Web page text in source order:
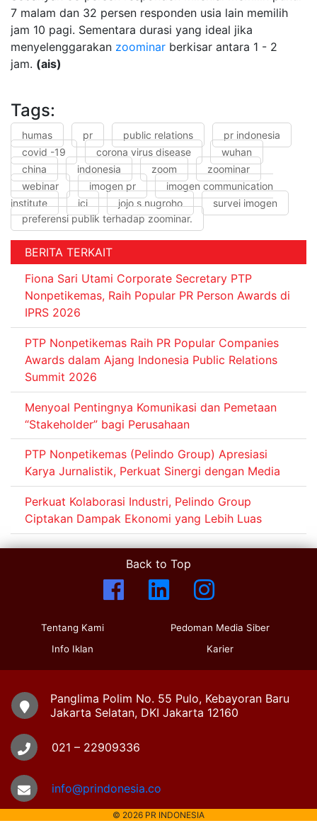
7 malam dan 32 persen responden usia lain memilih
jam 10 pagi. Sementara durasi yang ideal jika
menyelenggarakan zoominar berkisar antara 1 - 2
jam. (ais)
Tags:
humas pr public relations
pr indonesia
covid -19
corona virus disease
wuhan
china
indonesia zoom
zoominar
webinar
imogen pr
imogen communication
institute
ici jojo s nugroho
survei imogen
preferensi publik terhadap zoominar.
BERITA TERKAIT
Fiona Sari Utami Corporate Secretary PTP
Nonpetikemas, Raih Popular PR Person Awards di
IPRS 2026
PTP Nonpetikemas Raih PR Popular Companies
Awards dalam Ajang Indonesia Public Relations
Summit 2026
Menyoal Pentingnya Komunikasi dan Pemetaan
“Stakeholder” bagi Perusahaan
PTP Nonpetikemas (Pelindo Group) Apresiasi
Karya Jurnalistik, Perkuat Sinergi dengan Media
Perkuat Kolaborasi Industri, Pelindo Group
Ciptakan Dampak Ekonomi yang Lebih Luas
Back to Top
Tentang Kami
Info Iklan
Pedoman Media Siber
Karier
Panglima Polim No. 55 Pulo, Kebayoran Baru
Jakarta Selatan, DKI Jakarta 12160
021 – 22909336
info@prindonesia.co
© 2026 PR INDONESIA